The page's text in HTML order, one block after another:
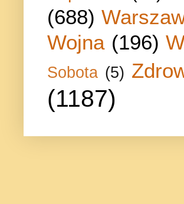
(688)
Wojna (196)
Sobota (5)
(1187)